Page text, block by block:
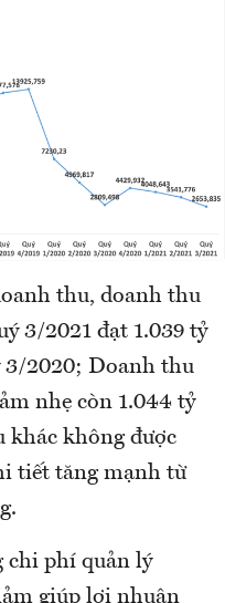
thu, doanh thu
3/2021 đạt 1.039 tỷ
3/2020; Doanh thu
nhẹ còn 1.044 tỷ
khác không được
tiết tăng mạnh từ
chi phí quản lý
giúp lợi nhuận